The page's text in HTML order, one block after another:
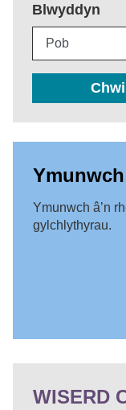
Blwyddyn
Ymunwch â’n
gylchlythyrau.
WISERD